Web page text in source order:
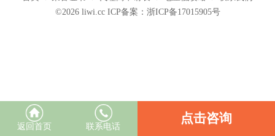
©2026 liwi.cc ICP备案：浙ICP备17015905号
返回首页 联系电话
点击咨询